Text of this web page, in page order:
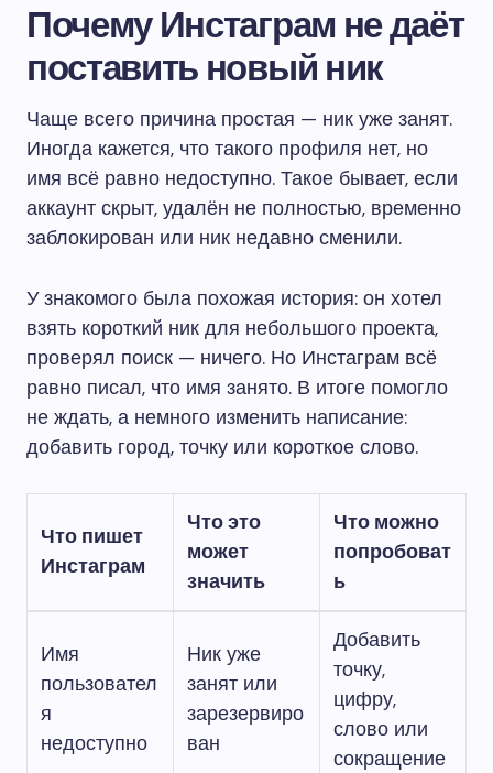
Почему Инстаграм не даёт
поставить новый ник
Чаще всего причина простая — ник уже занят.
Иногда кажется, что такого профиля нет, но
имя всё равно недоступно. Такое бывает, если
аккаунт скрыт, удалён не полностью, временно
заблокирован или ник недавно сменили.
У знакомого была похожая история: он хотел
взять короткий ник для небольшого проекта,
проверял поиск — ничего. Но Инстаграм всё
равно писал, что имя занято. В итоге помогло
не ждать, а немного изменить написание:
добавить город, точку или короткое слово.
Что пишет
Инстаграм
Что это
может
значить
Что можно
попробоват
ь
Имя
пользовател
я
недоступно
Ник уже
занят или
зарезервиро
ван
Добавить
точку,
цифру,
слово или
сокращение